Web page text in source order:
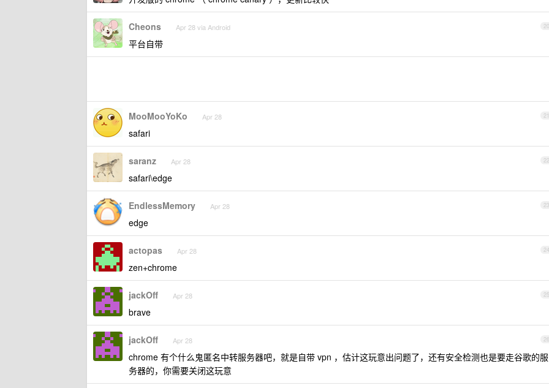
20
Cheons Apr 28 via Android
平台自带
21
MooMooYoKo Apr 28
safari
22
saranz Apr 28
safari\edge
23
EndlessMemory Apr 28
edge
24
actopas Apr 28
zen+chrome
25
jackOff Apr 28
brave
26
jackOff Apr 28
chrome 有个什么鬼匿名中转服务器吧，就是自带 vpn ，估计这玩意出问题了，还有安全检测也是要走谷歌的服
务器的，你需要关闭这玩意